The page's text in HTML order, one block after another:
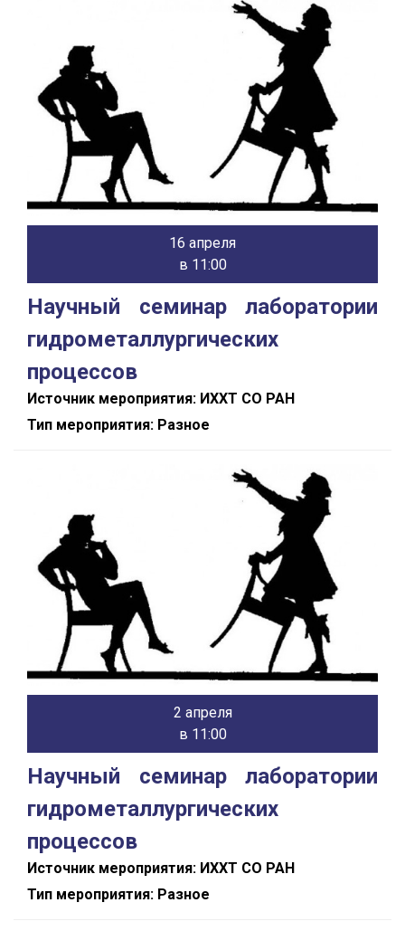
16 апреля
в 11:00
Научный семинар лаборатории
гидрометаллургических
процессов
Источник мероприятия: ИХХТ СО РАН
Тип мероприятия: Разное
2 апреля
в 11:00
Научный семинар лаборатории
гидрометаллургических
процессов
Источник мероприятия: ИХХТ СО РАН
Тип мероприятия: Разное